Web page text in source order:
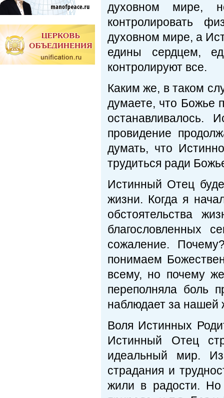
духовном мире,
контролировать
духовном мире, а
едины сердцем,
контролируют все.
Каким же, в таком
думаете, что Божье
останавливалось.
провидение
думать, что
трудиться ради
Истинный Отец
жизни. Когда я
обстоятельства
благословленных
сожаление.
понимаем
всему, но почему
переполняла боль
наблюдает за нашей
Воля Истинных
Истинный Отец
идеальный мир.
страдания и
жили в радости.